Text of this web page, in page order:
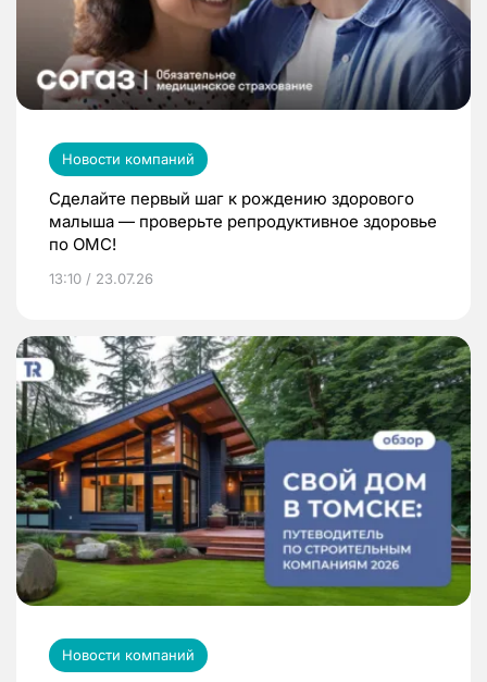
Новости компаний
Сделайте первый шаг к рождению здорового
малыша — проверьте репродуктивное здоровье
по ОМС!
13:10 / 23.07.26
Новости компаний